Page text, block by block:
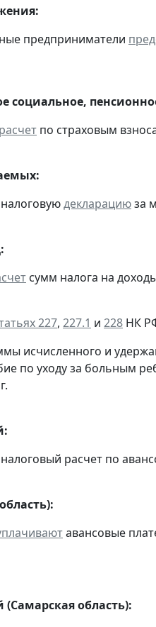
предприниматели
социальное,
расчет по страховым
налоговуюдекларациюза
сумм налога на
227, 227.1 и 228 НК
исчисленного и
по уходу за больным
налоговый расчет по
авансовые
область):